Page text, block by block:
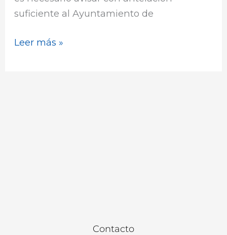
suficiente al Ayuntamiento de
Leer más »
Contacto